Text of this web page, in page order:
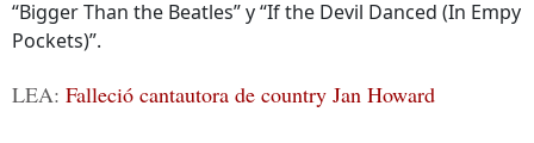
“Bigger Than the Beatles” y “If the Devil Danced (In Empy
Pockets)”.
LEA: Falleció cantautora de country Jan Howard